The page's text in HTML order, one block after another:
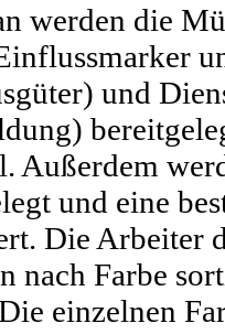
werden die
und
Außerdem
und eine
Die Arbeiter
nach Farbe
einzelnen